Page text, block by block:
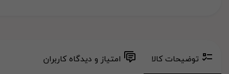
توضیحات کالا امتیاز و دیدگاه کاربران